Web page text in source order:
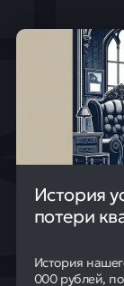
История
потери
История
000 рублей,